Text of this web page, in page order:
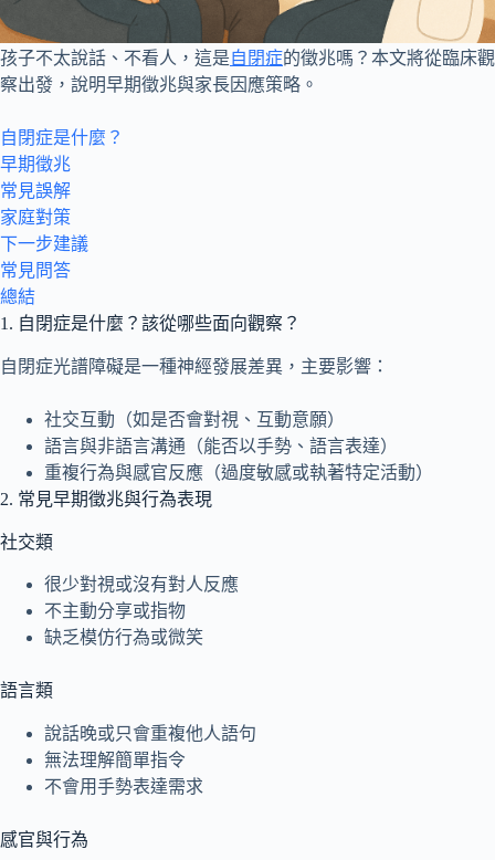
孩子不太說話、不看人，這是自閉症的徵兆嗎？本文將從臨床觀
察出發，說明早期徵兆與家長因應策略。
自閉症是什麼？
早期徵兆
常見誤解
家庭對策
下一步建議
常見問答
總結
1. 自閉症是什麼？該從哪些面向觀察？
自閉症光譜障礙是一種神經發展差異，主要影響：
社交互動（如是否會對視、互動意願）
語言與非語言溝通（能否以手勢、語言表達）
重複行為與感官反應（過度敏感或執著特定活動）
2. 常見早期徵兆與行為表現
社交類
很少對視或沒有對人反應
不主動分享或指物
缺乏模仿行為或微笑
語言類
說話晚或只會重複他人語句
無法理解簡單指令
不會用手勢表達需求
感官與行為